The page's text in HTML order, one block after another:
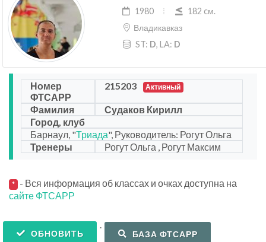
1980
182 cм.
Владикавказ
ST: D, LA: D
Номер
ФТСАРР
215203 Активный
Фамилия
Судаков Кирилл
Город, клуб
Барнаул, "Триада", Руководитель: Рогут Ольга
Тренеры
Рогут Ольга , Рогут Максим
* - Вся информация об классах и очках доступна на
сайте ФТСАРР
ОБНОВИТЬ
.
БАЗА ФТСАРР